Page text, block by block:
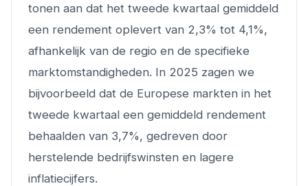
tonen aan dat het tweede kwartaal gemiddeld
een rendement oplevert van 2,3% tot 4,1%,
afhankelijk van de regio en de specifieke
marktomstandigheden. In 2025 zagen we
bijvoorbeeld dat de Europese markten in het
tweede kwartaal een gemiddeld rendement
behaalden van 3,7%, gedreven door
herstelende bedrijfswinsten en lagere
inflatiecijfers.